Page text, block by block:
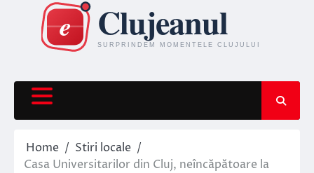
content
Home
Stiri locale
Casa Universitarilor din Cluj, neîncăpătoare la